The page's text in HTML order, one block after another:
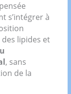
s’intégrer à
lipides et
, sans
de la